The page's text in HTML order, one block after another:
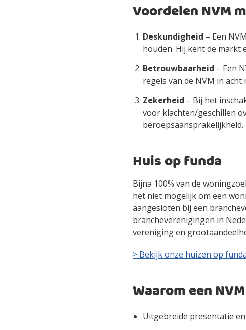
Voordelen NVM
Deskundigheid – Een
houden. Hij kent de markt
Betrouwbaarheid – Een
regels van de NVM in
Zekerheid – Bij het
voor klachten/geschillen
Huis op funda
Bijna 100% van de
het niet mogelijk om een
aangesloten bij een
brancheverenigingen in
vereniging en
> Bekijk onze huizen op
Waarom een
Uitgebreide presentatie